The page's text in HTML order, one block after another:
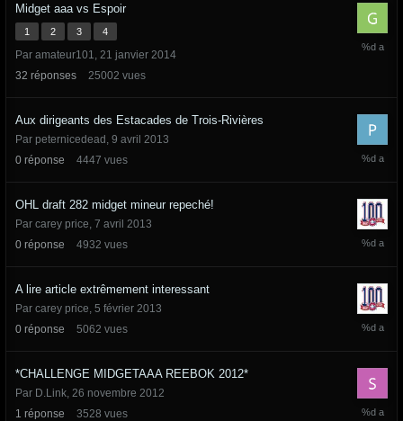
Midget aaa vs Espoir
1 2 3 4
Par amateur101, 21 janvier 2014
32 réponses 25002 vues
10
Aux dirigeants des Estacades de Trois-Rivières
Par peternicedead, 9 avril 2013
0 réponse 4447 vues
9
OHL draft 282 midget mineur repeché!
Par carey price, 7 avril 2013
0 réponse 4932 vues
7
A lire article extrêmement interessant
Par carey price, 5 février 2013
0 réponse 5062 vues
5
*CHALLENGE MIDGETAAA REEBOK 2012*
Par D.Link, 26 novembre 2012
1 réponse 3528 vues
29